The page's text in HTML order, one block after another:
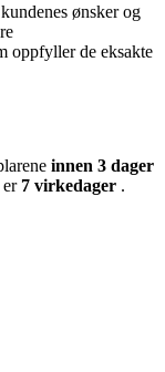
ønsker og
oppfyller de eksakte
innen 3 dager
er 7 virkedager .